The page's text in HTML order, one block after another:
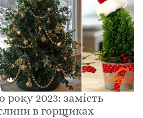
року 2023: замість
в горщиках